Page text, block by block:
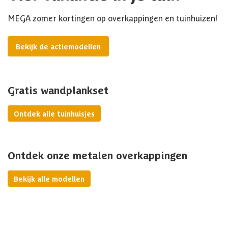
MEGA zomer kortingen op overkappingen en tuinhuizen!
Bekijk de actiemodellen
Gratis wandplankset
Ontdek alle tuinhuisjes
Ontdek onze metalen overkappingen
Bekijk alle modellen